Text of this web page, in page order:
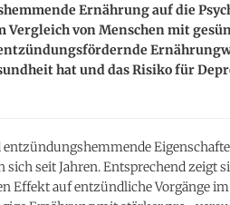
Ernährung auf die
Vergleich von Menschen mit
hat und das Risiko für
seit Jahren. Entsprechend zeigt
Effekt auf entzündliche Vorgänge